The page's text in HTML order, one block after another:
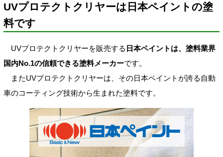
UVプロテクトクリヤーは日本ペイントの塗
料です
UVプロテクトクリヤーを販売する 日本ペイントは、塗料業界
国内No.1の信頼できる塗料メーカーです。
またUVプロテクトクリヤーは、その日本ペイントが誇る自動
車のコーティング技術から生まれた塗料です。